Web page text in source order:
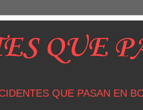
QUE
QUE PASAN EN